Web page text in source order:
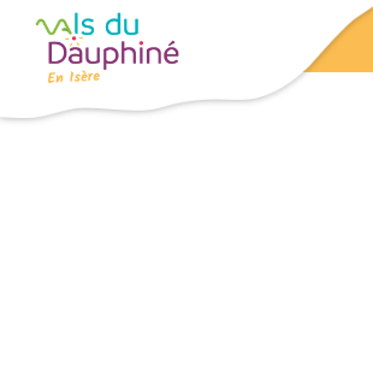
Votre
Cookies beheer paneel